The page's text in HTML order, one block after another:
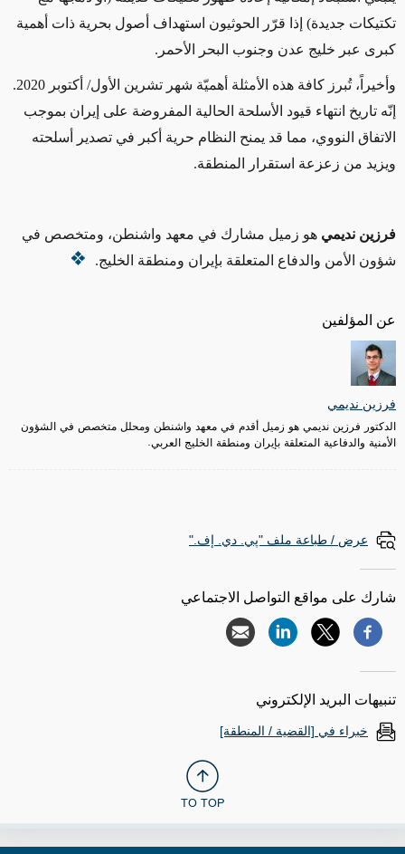
عن المؤلفين
فرزين نديمي
الدكتور فرزين نديمي هو زميل أقدم في معهد واشنطن ومحلل متخصص في الشؤون
الأمنية والدفاعية المتعلقة بإيران ومنطقة الخليج العربي.
تكتيكات جديدة) إذا قرّر الحوثيون استهداف أصول بحرية ذات أهمية
كبرى عبر خليج عدن وجنوب البحر الأحمر.
وأخيراً، تُبرز كافة هذه الأمثلة أهميّة شهر تشرين الأول/ أكتوبر 2020.
إنّه تاريخ انتهاء قيود الأسلحة الحالية المفروضة على إيران بموجب
الاتفاق النووي، مما قد يمنح النظام حرية أكبر في تصدير أسلحته
ويزيد من زعزعة استقرار المنطقة.
فرزين نديمي هو زميل مشارك في معهد واشنطن، ومتخصص في
شؤون الأمن والدفاع المتعلقة بإيران ومنطقة الخليج.
عرض / طباعة ملف "پي. دي. إف."
شارك على مواقع التواصل الاجتماعي
تنبيهات البريد الإلكتروني
خبراء في [القضية / المنطقة]
TO TOP